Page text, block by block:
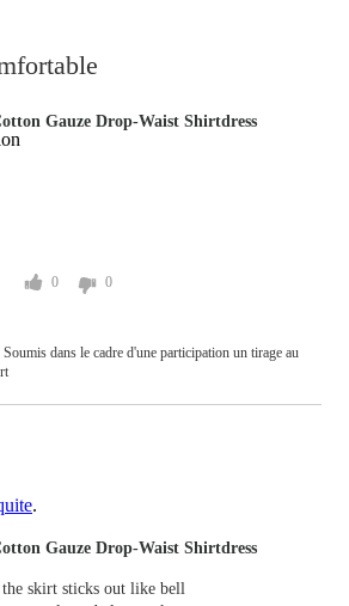
.
Soumis dans le cadre d'une participation un tirage au
Gauze Drop-Waist Shirtdress
0 0
Gauze Drop-Waist Shirtdress
skirt sticks out like bell